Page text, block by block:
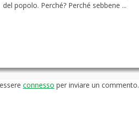
del popolo. Perché? Perché sebbene ...
connesso per inviare un commento.